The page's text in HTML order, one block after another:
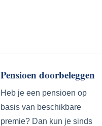
Pensioen doorbeleggen
Heb je een pensioen op
basis van beschikbare
premie? Dan kun je sinds